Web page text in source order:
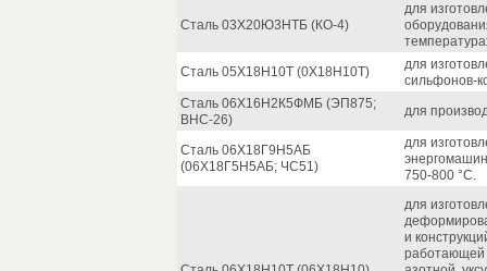
Сталь 03Х20Ю3НТБ (КО-4)
для
Сталь 05Х18Н10Т (0Х18Н10Т)
для
сильфонов-
Сталь 06Х16Н2К5ФМБ (ЭП875;
ВНС-26)
для
Сталь 06Х18Г9Н5АБ
(06Х18Г5Н5АБ; ЧС51)
для
750-800 °С.
для
и
работающей